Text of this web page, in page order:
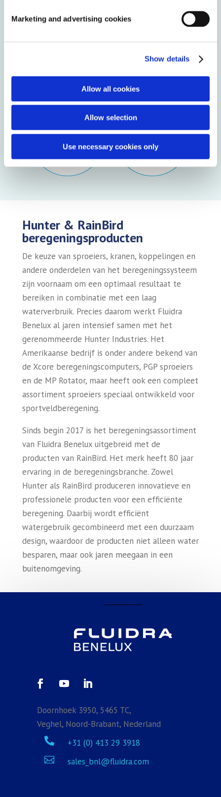
Marketing and advertising cookies
Show details
Allow all cookies
Allow selection
Use necessary cookies only
Hunter & RainBird
beregeningsproducten
De keuze van sproeiers, kranen, koppelingen en
andere onderdelen van het beregeningssysteem
zijn voornaam om een optimaal resultaat te
bereiken in combinatie met een laag
waterverbruik. Precies daarom werkt Fluidra
Benelux al jaren intensief samen met het
gerenommeerde Hunter Industries. Het
Amerikaanse bedrijf is onder andere bekend van
de Xcore beregeningscomputers, PGP sproeiers
en de MP Rotator, maar heeft ook een compleet
assortiment sproeiers speciaal ontwikkeld voor
sportveldberegening.
Sinds begin 2017 is het beregeningsassortiment
van Fluidra Benelux uitgebreid met de
producten van RainBird. Het merk heeft 80 jaar
ervaring in de beregeningsbranche. Zowel
Hunter als RainBird produceren innovatieve en
professionele producten voor een efficiënte
beregening. Daarbij wordt efficiënt
watergebruik gecombineerd met een duurzaam
design, waardoor de producten niet alleen water
besparen, maar ook jaren meegaan in een
buitenomgeving.
Doornhoek 3950, 5465 TC,
Veghel, Noord-Brabant, Nederland
 +31 (0) 413 29 3918
 sales_bnl@fluidra.com